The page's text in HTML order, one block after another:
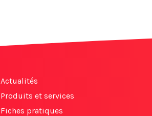
Actualités
Produits et services
Fiches pratiques